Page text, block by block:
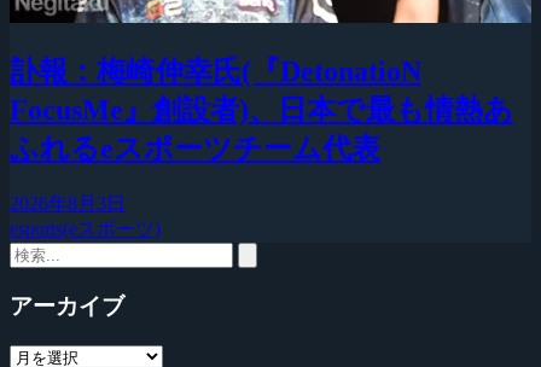
訃報：梅崎伸幸氏(『DetonatioN
FocusMe』創設者)、日本で最も情熱あ
ふれるeスポーツチーム代表
2026年8月3日
esports(eスポーツ)
アーカイブ